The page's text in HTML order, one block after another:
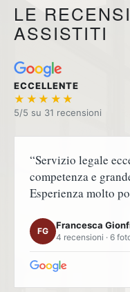
LE
ASSISTITI
ECCELLENTE
★★★★★
5/5 su
“Servizio legale
competenza e
Esperienza molto
FG
Francesca
4 recensioni · 6